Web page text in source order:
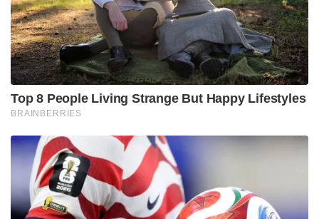
ഉപയോഗിക്കുന്നത്. സുരേഷ് ഗോപിയുടെ തൊട്ടടുത്ത്
നിന്ന മീഡിയ വൺ ലേഖിക രാഷ്ട്രീയ
ലക്ഷ്യത്തോടുളള ചോദ്യങ്ങൾ അദ്ദേഹത്തെ
പ്രകോപിപ്പിക്കുന്ന വിധത്തിൽ തുടർച്ചയായി
ചോദിക്കുന്നുണ്ടായിരുന്നു. അതിന് മറുപടി
പറയുന്നതിനിടെ ലേഖികയുടെ തോളിൽ സുരേഷ്
ചെയ്ത് പ്രചരിപ്പിച്ചാണ് സ്വഭാവഹത്യയ്ക്ക് ആസൂത്രിത
ശ്രമം നടത്തുന്നത്.
ഇഷ്ടമല്ലാത്ത ചോദ്യങ്ങൾ ചോദിച്ചതിന് വനിതാ
മാദ്ധ്യമപ്രവർത്തകയെ തോളിൽ കൈവെച്ച്